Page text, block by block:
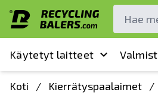
Käytetyt laitteet
Koti / Kierrätyspaalaimet /